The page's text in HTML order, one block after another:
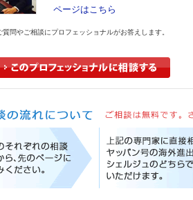
ページはこちら
質問やご相談にプロフェッショナルがお答えします。